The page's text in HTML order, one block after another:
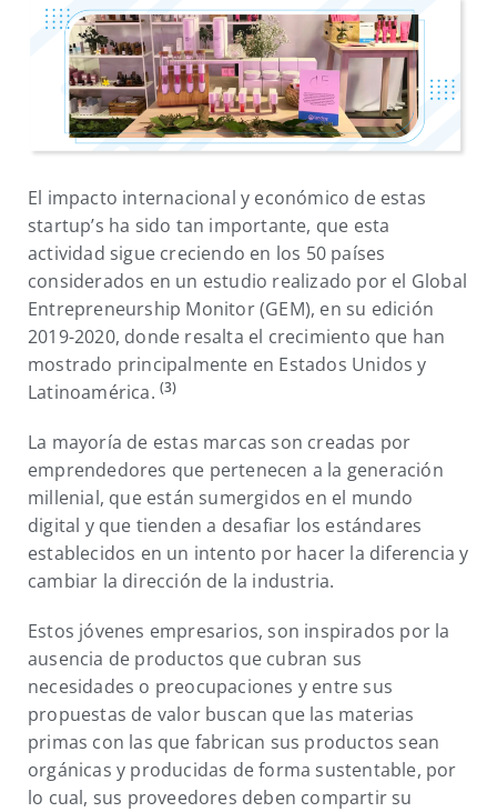
El impacto internacional y económico de estas
startup’s ha sido tan importante, que esta
actividad sigue creciendo en los 50 países
considerados en un estudio realizado por el Global
Entrepreneurship Monitor (GEM), en su edición
2019-2020, donde resalta el crecimiento que han
mostrado principalmente en Estados Unidos y
Latinoamérica. (3)
La mayoría de estas marcas son creadas por
emprendedores que pertenecen a la generación
millenial, que están sumergidos en el mundo
digital y que tienden a desafiar los estándares
establecidos en un intento por hacer la diferencia y
cambiar la dirección de la industria.
Estos jóvenes empresarios, son inspirados por la
ausencia de productos que cubran sus
necesidades o preocupaciones y entre sus
propuestas de valor buscan que las materias
primas con las que fabrican sus productos sean
orgánicas y producidas de forma sustentable, por
lo cual, sus proveedores deben compartir su